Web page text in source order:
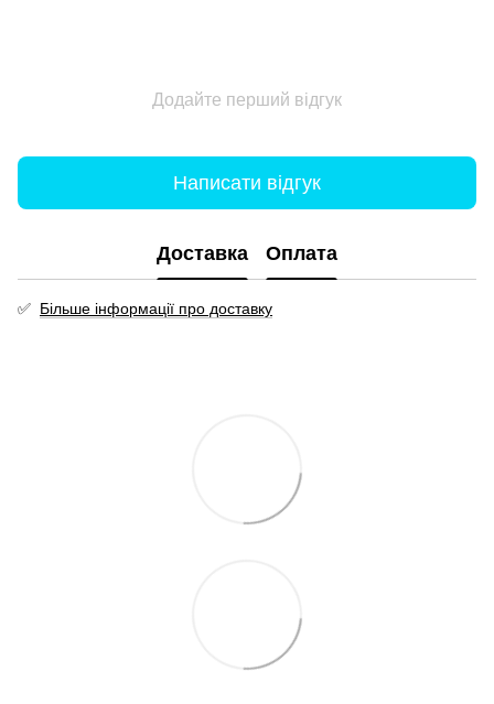
Додайте перший відгук
Написати відгук
Доставка Оплата
✅ Більше інформації про доставку